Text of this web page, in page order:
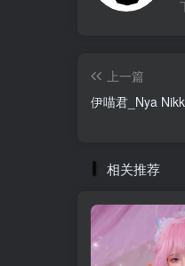
上一篇
伊喵君_Nya
相关推荐